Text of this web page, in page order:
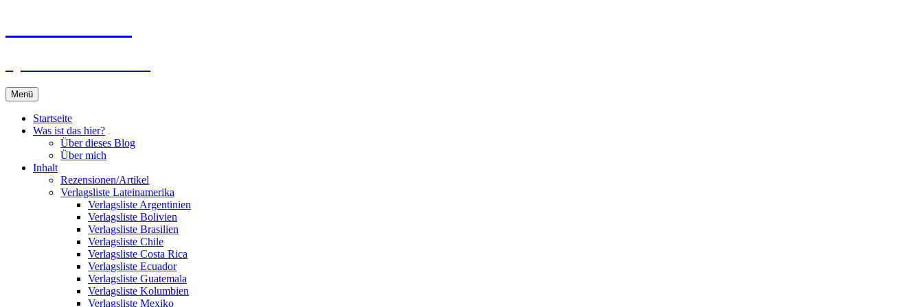
Menü
Startseite
Was ist das hier?
Über dieses Blog
Über mich
Inhalt
Rezensionen/Artikel
Verlagsliste Lateinamerika
Verlagsliste Argentinien
Verlagsliste Bolivien
Verlagsliste Brasilien
Verlagsliste Chile
Verlagsliste Costa Rica
Verlagsliste Ecuador
Verlagsliste Guatemala
Verlagsliste Kolumbien
Verlagsliste Mexiko